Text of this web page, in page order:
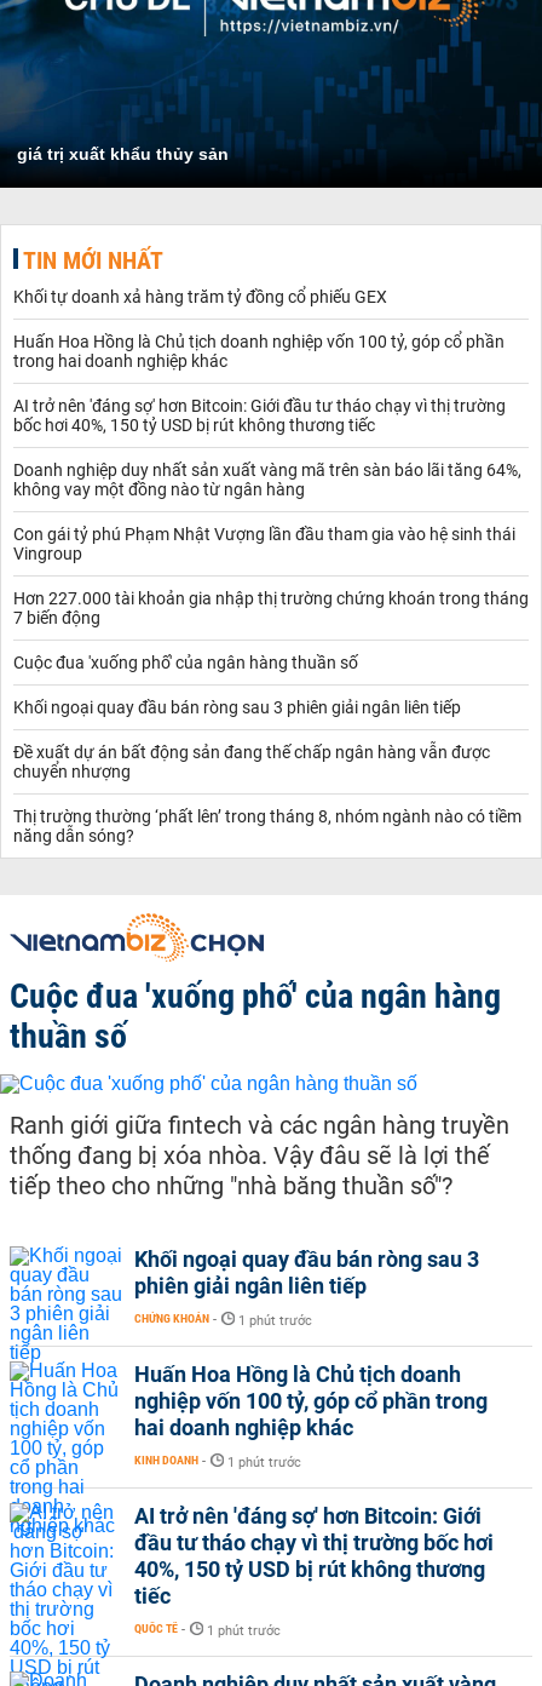
giá trị xuất khẩu thủy sản
TIN MỚI NHẤT
Khối tự doanh xả hàng trăm tỷ đồng cổ phiếu GEX
Huấn Hoa Hồng là Chủ tịch doanh nghiệp vốn 100 tỷ, góp cổ phần
trong hai doanh nghiệp khác
AI trở nên 'đáng sợ' hơn Bitcoin: Giới đầu tư tháo chạy vì thị trường
bốc hơi 40%, 150 tỷ USD bị rút không thương tiếc
Doanh nghiệp duy nhất sản xuất vàng mã trên sàn báo lãi tăng 64%,
không vay một đồng nào từ ngân hàng
Con gái tỷ phú Phạm Nhật Vượng lần đầu tham gia vào hệ sinh thái
Vingroup
Hơn 227.000 tài khoản gia nhập thị trường chứng khoán trong tháng
7 biến động
Cuộc đua 'xuống phố' của ngân hàng thuần số
Khối ngoại quay đầu bán ròng sau 3 phiên giải ngân liên tiếp
Đề xuất dự án bất động sản đang thế chấp ngân hàng vẫn được
chuyển nhượng
Thị trường thường ‘phất lên’ trong tháng 8, nhóm ngành nào có tiềm
năng dẫn sóng?
Cuộc đua 'xuống phố' của ngân hàng
thuần số
Ranh giới giữa fintech và các ngân hàng truyền
thống đang bị xóa nhòa. Vậy đâu sẽ là lợi thế
tiếp theo cho những "nhà băng thuần số"?
Khối ngoại quay đầu bán ròng sau 3
phiên giải ngân liên tiếp
CHỨNG KHOÁN - 1 phút trước
Huấn Hoa Hồng là Chủ tịch doanh
nghiệp vốn 100 tỷ, góp cổ phần trong
hai doanh nghiệp khác
KINH DOANH - 1 phút trước
AI trở nên 'đáng sợ' hơn Bitcoin: Giới
đầu tư tháo chạy vì thị trường bốc hơi
40%, 150 tỷ USD bị rút không thương
tiếc
QUỐC TẾ - 1 phút trước